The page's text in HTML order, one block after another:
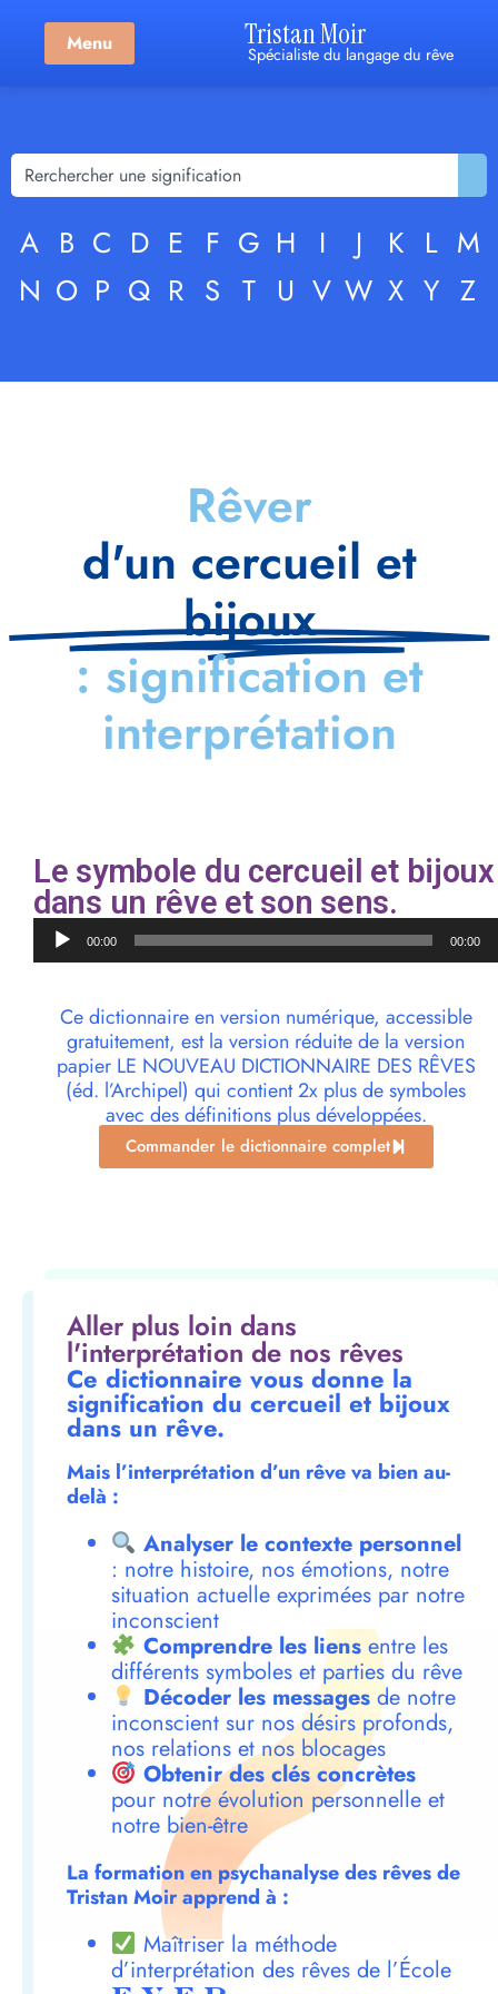
Menu Tristan Moir
Spécialiste du langage du rêve
A B C D E F G H I J K L M
N O P Q R S T U V W X Y Z
Rêver
d'un cercueil et
bijoux
: signification et
interprétation
Le symbole du cercueil et bijoux
dans un rêve et son sens.
Lecteur
audio00:00 00:00
Ce dictionnaire en version numérique, accessible
gratuitement, est la version réduite de la version
papier LE NOUVEAU DICTIONNAIRE DES RÊVES
(éd. l’Archipel) qui contient 2x plus de symboles
avec des définitions plus développées.
Commander le dictionnaire complet
Aller plus loin dans
l'interprétation de nos rêves
Ce dictionnaire vous donne la
signification du cercueil et bijoux
dans un rêve.
Mais l’interprétation d’un rêve va bien au-
delà :
Analyser le contexte personnel
: notre histoire, nos émotions, notre
situation actuelle exprimées par notre
inconscient
Comprendre les liensentre les
différents symboles et parties du rêve
Décoder les messagesde notre
inconscient sur nos désirs profonds,
nos relations et nos blocages
Obtenir des clés concrètes
pour notre évolution personnelle et
notre bien-être
La formation en psychanalyse des rêves de
Tristan Moir apprend à :
Maîtriser la méthode
d’interprétation des rêves de l’École